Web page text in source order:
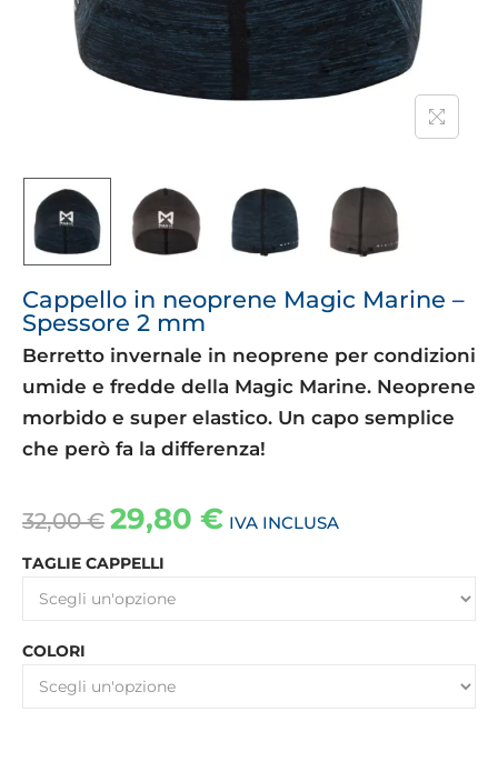
Cappello in neoprene Magic Marine –
Spessore 2 mm
Berretto invernale in neoprene per condizioni
umide e fredde della Magic Marine. Neoprene
morbido e super elastico. Un capo semplice
che però fa la differenza!
32,00€ 29,80 € IVA INCLUSA
TAGLIE CAPPELLI
COLORI